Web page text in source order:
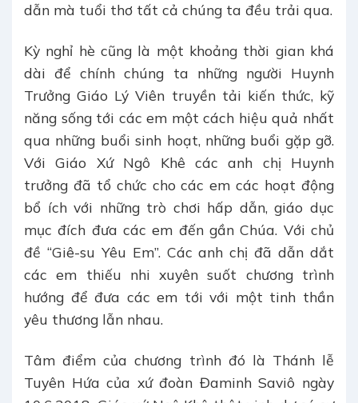
dẫn mà tuổi thơ tất cả chúng ta đều trải qua.
Kỳ nghỉ hè cũng là một khoảng thời gian khá
dài để chính chúng ta những người Huynh
Trưởng Giáo Lý Viên truyền tải kiến thức, kỹ
năng sống tới các em một cách hiệu quả nhất
qua những buổi sinh hoạt, những buổi gặp gỡ.
Với Giáo Xứ Ngô Khê các anh chị Huynh
trưởng đã tổ chức cho các em các hoạt động
bổ ích với những trò chơi hấp dẫn, giáo dục
mục đích đưa các em đến gần Chúa. Với chủ
đề “Giê-su Yêu Em”. Các anh chị đã dẫn dắt
các em thiếu nhi xuyên suốt chương trình
hướng để đưa các em tới với một tinh thần
yêu thương lẫn nhau.
Tâm điểm của chương trình đó là Thánh lễ
Tuyên Hứa của xứ đoàn Đaminh Saviô ngày